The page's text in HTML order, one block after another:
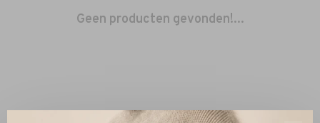
Geen producten gevonden!...